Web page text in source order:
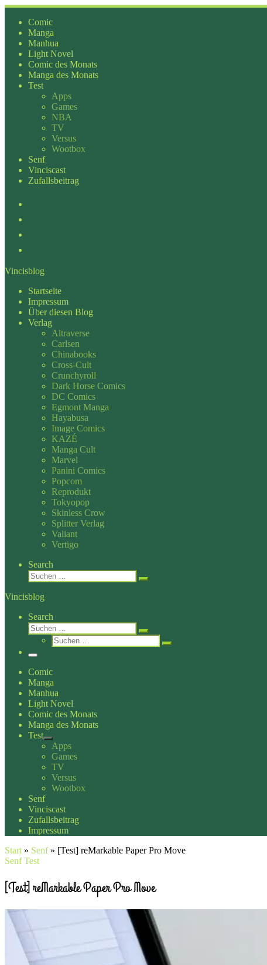
Zum
Inhalt
springen
Comic
Manga
Manhua
Light Novel
Comic des Monats
Manga des Monats
Test
Apps
Games
NBA
TV
Versus
Wootbox
Senf
Vinciscast
Zufallsbeitrag
Vincisblog
Startseite
Impressum
Über diesen Blog
Verlag
Altraverse
Carlsen
Chinabooks
Cross-Cult
Crunchyroll
Dark Horse Comics
DC Comics
Egmont Manga
Hayabusa
Image Comics
KAZÉ
Manga Cult
Marvel
Panini Comics
Popcom
Reprodukt
Tokyopop
Skinless Crow
Splitter Verlag
Valiant
Vertigo
Search
Suche
Suchen …
Vincisblog
Search
Suche
Suchen …
Suche
Suchen …
Menü
Comic
Manga
Manhua
Light Novel
Comic des Monats
Manga des Monats
Test
Apps
Games
TV
Versus
Wootbox
Senf
Vinciscast
Zufallsbeitrag
Impressum
Start » Senf » [Test] reMarkable Paper Pro Move
Senf Test
[Test] reMarkable Paper Pro Move